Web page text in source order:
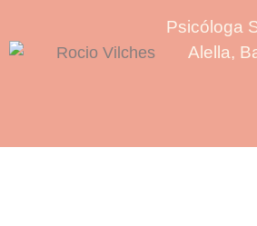
Psicóloga
Alella,